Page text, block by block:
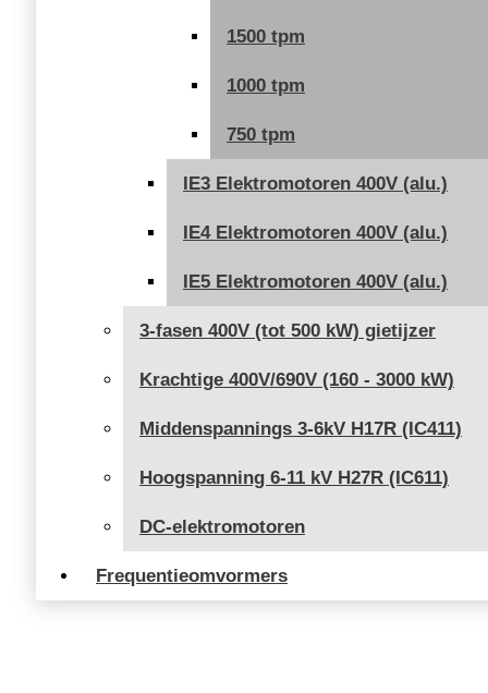
1500 tpm
1000 tpm
750 tpm
IE3 Elektromotoren 400V (alu.)
IE4 Elektromotoren 400V (alu.)
IE5 Elektromotoren 400V (alu.)
3-fasen 400V (tot 500 kW) gietijzer
Krachtige 400V/690V (160 - 3000 kW)
Middenspannings 3-6kV H17R (IC411)
Hoogspanning 6-11 kV H27R (IC611)
DC-elektromotoren
Frequentieomvormers